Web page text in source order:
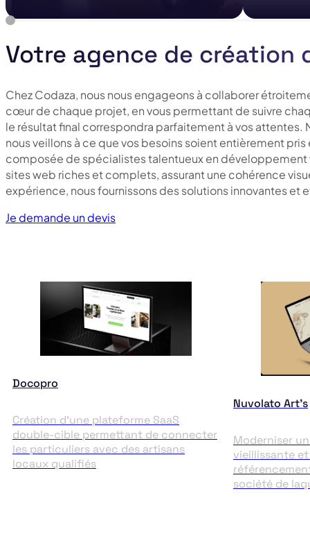
Votre agence de création
Chez Codaza, nous nous engageons à collaborer
cœur de chaque projet, en vous permettant de suivre
le résultat final correspondra parfaitement à vos
nous veillons à ce que vos besoins soient entièrement
composée de spécialistes talentueux en
sites web riches et complets, assurant une cohérence
expérience, nous fournissons des solutions innovantes et
Je demande un devis
Docopro
Création d’une plateforme SaaS
double-cible permettant de connecter
les particuliers avec des artisans
locaux qualifiés
Nuvolato Art’s
Moderniser
vieillissante
société de